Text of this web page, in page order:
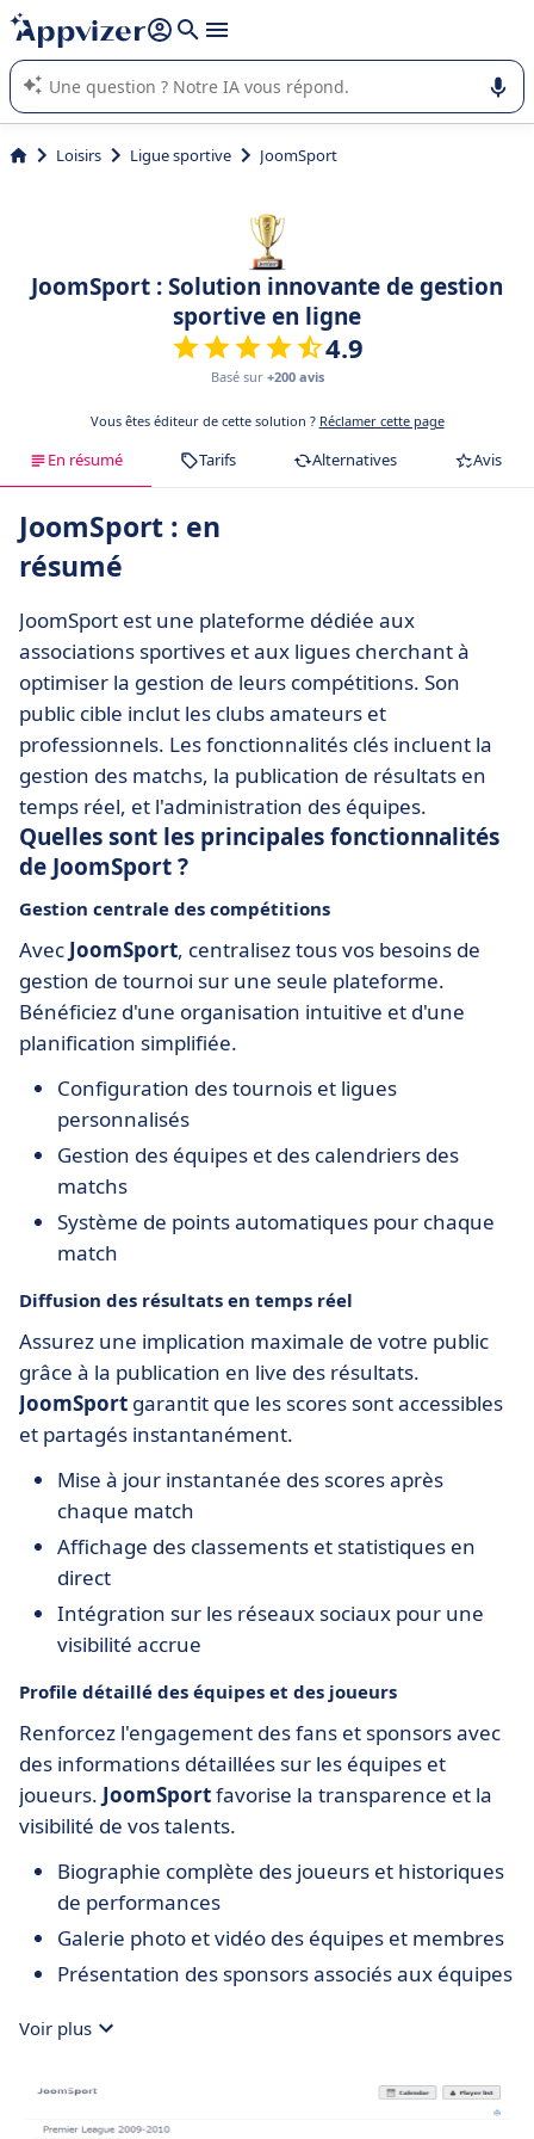
répondre (plusieurs lignes avec
L'IA de Appvizer vous guide dans l'utilisation ou la sélection de
logiciel SaaS en entreprise.
Loisirs Ligue sportive JoomSport
JoomSport : Solution innovante de gestion
sportive en ligne
4.9
Basé sur +200 avis
Vous êtes éditeur de cette solution ? Réclamer cette page
En résumé Tarifs Alternatives Avis
JoomSport : en
résumé
JoomSport est une plateforme dédiée aux
associations sportives et aux ligues cherchant à
optimiser la gestion de leurs compétitions. Son
public cible inclut les clubs amateurs et
professionnels. Les fonctionnalités clés incluent la
gestion des matchs, la publication de résultats en
temps réel, et l'administration des équipes.
Quelles sont les principales fonctionnalités
de JoomSport ?
Gestion centrale des compétitions
Avec JoomSport, centralisez tous vos besoins de
gestion de tournoi sur une seule plateforme.
Bénéficiez d'une organisation intuitive et d'une
planification simplifiée.
Configuration des tournois et ligues
personnalisés
Gestion des équipes et des calendriers des
matchs
Système de points automatiques pour chaque
match
Diffusion des résultats en temps réel
Assurez une implication maximale de votre public
grâce à la publication en live des résultats.
JoomSport garantit que les scores sont accessibles
et partagés instantanément.
Mise à jour instantanée des scores après
chaque match
Affichage des classements et statistiques en
direct
Intégration sur les réseaux sociaux pour une
visibilité accrue
Profile détaillé des équipes et des joueurs
Renforcez l'engagement des fans et sponsors avec
des informations détaillées sur les équipes et
joueurs. JoomSportfavorise la transparence et la
visibilité de vos talents.
Biographie complète des joueurs et historiques
de performances
Galerie photo et vidéo des équipes et membres
Présentation des sponsors associés aux équipes
Voir plus